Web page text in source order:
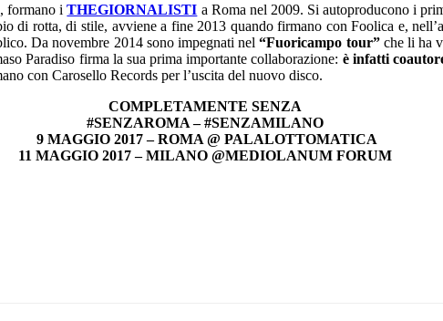
, formano iTHEGIORNALISTI a Roma nel 2009. Si autoproducono i
di rotta, di stile, avviene a fine 2013 quando firmano con Foolica e,
Da novembre 2014 sono impegnati nel “Fuoricampo tour”che li ha
Paradiso firma la sua prima importante collaborazione: è infatti
con Carosello Records per l’uscita del nuovo disco.
COMPLETAMENTE SENZA
#SENZAROMA – #SENZAMILANO
9 MAGGIO 2017 – ROMA @ PALALOTTOMATICA
11 MAGGIO 2017 – MILANO @MEDIOLANUM FORUM